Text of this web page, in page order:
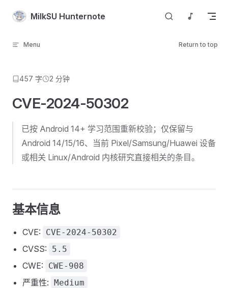
Skip to content
MilkSU Hunternote
Menu Return to top
457 字 2 分钟
CVE-2024-50302
已按 Android 14+ 学习范围重新校验；仅保留与
Android 14/15/16、当前 Pixel/Samsung/Huawei 设备
或相关 Linux/Android 内核研究直接相关的条目。
基本信息
CVE: CVE-2024-50302
CVSS: 5.5
CWE: CWE-908
严重性: Medium